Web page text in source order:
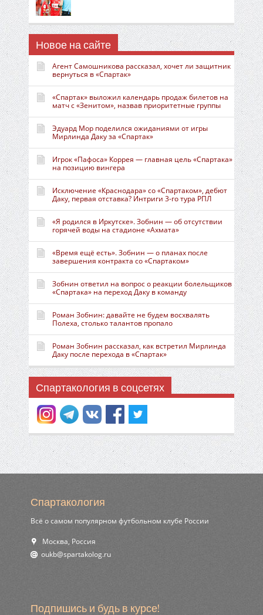
Новое на сайте
Агент Самошникова рассказал, хочет ли защитник
вернуться в «Спартак»
«Спартак» выложил календарь продаж билетов на
матч с «Зенитом», назвав приоритетные группы
Эдуард Мор поделился ожиданиями от игры
Мирлинда Даку за «Спартак»
Игрок «Пафоса» Коррея — главная цель «Спартака»
на позицию вингера
Исключение «Краснодара» со «Спартаком», дебют
Даку, первая отставка? Интриги 3-го тура РПЛ
«Я родился в Иркутске». Зобнин — об отсутствии
горячей воды на стадионе «Ахмата»
«Время ещё есть». Зобнин — о планах после
завершения контракта со «Спартаком»
Зобнин ответил на вопрос о реакции болельщиков
«Спартака» на переход Даку в команду
Роман Зобнин: давайте не будем восхвалять
Полеха, столько талантов пропало
Роман Зобнин рассказал, как встретил Мирлинда
Даку после перехода в «Спартак»
Спартакология в соцсетях
Спартакология
Всё о самом популярном футбольном клубе России
Москва, Россия
ur.golokatraps@bkuo
Подпишись и будь в курсе!